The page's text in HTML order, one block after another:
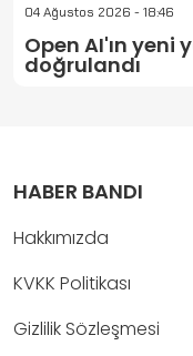
04 Ağustos 2026 - 18:46
Open AI'ın yeni
doğrulandı
HABER BANDI
Hakkımızda
KVKK Politikası
Gizlilik Sözleşmesi